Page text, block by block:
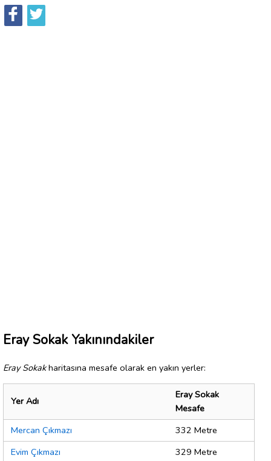
Eray Sokak Yakınındakiler
Eray Sokakharitasına mesafe olarak en yakın yerler:
Yer Adı
Eray Sokak
Mesafe
Mercan Çıkmazı
332 Metre
Evim Çıkmazı
329 Metre